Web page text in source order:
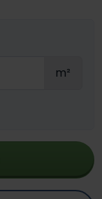
m²